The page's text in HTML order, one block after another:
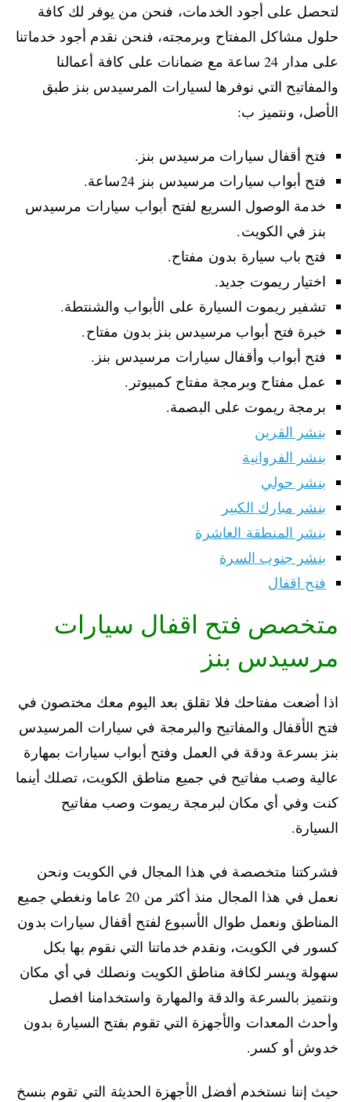
لتحصل على أجود الخدمات، فنحن من يوفر لك كافة
حلول مشاكل المفتاح وبرمجته، فنحن نقدم أجود خدماتنا
على مدار 24 ساعة مع ضمانات على كافة أعمالنا
والمفاتيح التي نوفرها لسيارات المرسيدس بنز طبق
الأصل، ونتميز ب:
فتح أقفال سيارات مرسيدس بنز.
فتح أبواب سيارات مرسيدس بنز 24ساعة.
خدمة الوصول السريع لفتح أبواب سيارات مرسيدس
بنز في الكويت.
فتح باب سيارة بدون مفتاح.
اختيار ريموت جديد.
تشفير ريموت السيارة على الأبواب والشنتطة.
خبرة فتح أبواب مرسيدس بنز بدون مفتاح.
فتح أبواب وأقفال سيارات مرسيدس بنز.
عمل مفتاح وبرمجة مفتاح كمبيوتر.
برمجة ريموت على البصمة.
بنشر القرين
بنشر الفروانية
بنشر حولي
بنشر مبارك الكبير
بنشر المنطقة العاشرة
بنشر جنوب السرة
فتح اقفال
متخصص فتح اقفال سيارات
مرسيدس بنز
اذا أضعت مفتاحك فلا تقلق بعد اليوم معك مختصون في
فتح الأقفال والمفاتيح والبرمجة في سيارات المرسيدس
بنز بسرعة ودقة في العمل وفتح أبواب سيارات بمهارة
عالية وصب مفاتيح في جميع مناطق الكويت، تصلك أينما
كنت وفي أي مكان لبرمجة ريموت وصب مفاتيح
السيارة.
فشركتنا متخصصة في هذا المجال في الكويت ونحن
نعمل في هذا المجال منذ أكثر من 20 عاما ونغطي جميع
المناطق ونعمل طوال الأسبوع لفتح أقفال سيارات بدون
كسور في الكويت، ونقدم خدماتنا التي نقوم بها بكل
سهولة ويسر لكافة مناطق الكويت ونصلك في أي مكان
ونتميز بالسرعة والدقة والمهارة واستخدامنا افصل
وأحدث المعدات والأجهزة التي تقوم بفتح السيارة بدون
خدوش أو كسر.
حيث إننا نستخدم أفضل الأجهزة الحديثة التي تقوم بنسخ